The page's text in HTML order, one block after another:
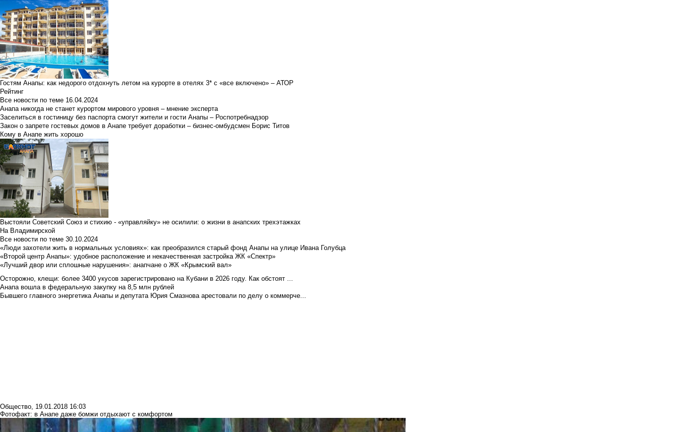
Гостям Анапы: как недорого отдохнуть летом на курорте в отелях 3* с «все включено» – АТОР
Рейтинг
Все новости по теме 16.04.2024
Анапа никогда не станет курортом мирового уровня – мнение эксперта
Заселиться в гостиницу без паспорта смогут жители и гости Анапы – Роспотребнадзор
Закон о запрете гостевых домов в Анапе требует доработки – бизнес-омбудсмен Борис Титов
Кому в Анапе жить хорошо
Выстояли Советский Союз и стихию - «управляйку» не осилили: о жизни в анапских трехэтажках
На Владимирской
Все новости по теме 30.10.2024
«Люди захотели жить в нормальных условиях»: как преобразился старый фонд Анапы на улице Ивана Голубца
«Второй центр Анапы»: удобное расположение и некачественная застройка ЖК «Спектр»
«Лучший двор или сплошные нарушения»: анапчане о ЖК «Крымский вал»
Осторожно, клещи: более 3400 укусов зарегистрировано на Кубани в 2026 году. Как обстоят ...
Анапа вошла в федеральную закупку на 8,5 млн рублей
Бывшего главного энергетика Анапы и депутата Юрия Смазнова арестовали по делу о коммерче...
Общество, 19.01.2018 16:03
Фотофакт: в Анапе даже бомжи отдыхают с комфортом